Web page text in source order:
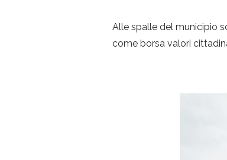
Alle spalle del municipio
come borsa valori